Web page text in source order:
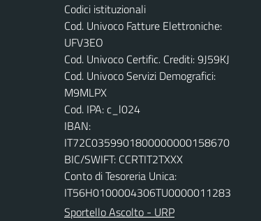
Codici istituzionali
Cod. Univoco Fatture Elettroniche:
UFV3EO
Cod. Univoco Certific. Crediti: 9J59KJ
Cod. Univoco Servizi Demografici:
M9MLPX
Cod. IPA: c_l024
IBAN:
IT72C0359901800000000158670
BIC/SWIFT: CCRTIT2TXXX
Conto di Tesoreria Unica:
IT56H0100004306TU0000011283
Sportello Ascolto - URP